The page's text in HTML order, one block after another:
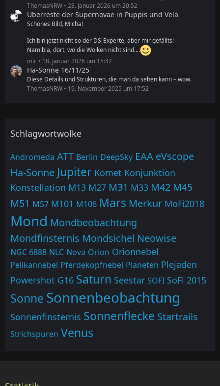
ThomasNRW
28. Januar 2026 um 20:52
Überreste der Supernovae in Puppis und Vela
Schönes Bild, Micha!
Ich bin jetzt nicht so der DS-Experte, aber mir gefällts!
Namibia, dort, wo die Wolken nicht sind....
mic
18. Januar 2026 um 15:42
Ha-Sonne 16/11/25
Diese Details und Strukturen, die man da sehen kann – wow.
ThomasNRW
19. November 2025 um 17:52
Schlagwortwolke
Andromeda ATT Berlin DeepSky EAA eVscope
Ha-Sonne Jupiter Komet Konjunktion
Konstellation M13 M27 M31 M33 M42 M45
M51 M57 M101 M106 Mars Merkur MoFi2018
Mond Mondbeobachtung
Mondfinsternis Mondsichel Neowise
NGC 6888 NLC Nova Orion Orionnebel
Pelikannebel Pferdekopfnebel Planeten Plejaden
Powershot G16 Saturn Seestar SOFI SoFi 2015
Sonne Sonnenbeobachtung
Sonnenfinsternis Sonnenflecke Startrails
Strichspuren Venus